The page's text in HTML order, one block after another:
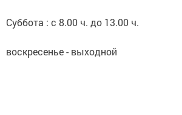
Суббота : с 8.00 ч. до 13.00 ч.
воскресенье - выходной